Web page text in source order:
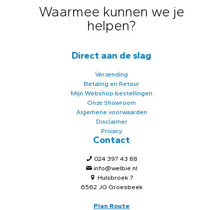
Waarmee kunnen we je
helpen?
Direct aan de slag
Verzending
Betaling en Retour
Mijn Webshop bestellingen
Onze Showroom
Algemene voorwaarden
Disclaimer
Privacy
Contact
024 397 43 88
info@welbie.nl
Hulsbroek 7
6562 JG Groesbeek
Plan Route